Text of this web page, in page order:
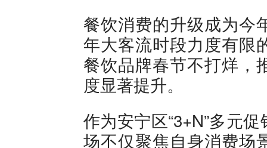
餐饮消费的升级成为今
年大客流时段力度有限
餐饮品牌春节不打烊，
度显著提升。
作为安宁区“3+N”多元
场不仅聚焦自身消费场